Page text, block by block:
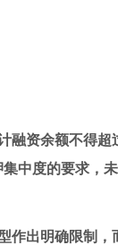
融资余额不得超
中度的要求，
作出明确限制，